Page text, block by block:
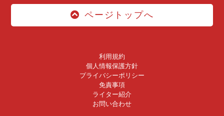
ページトップへ
利用規約
個人情報保護方針
プライバシーポリシー
免責事項
ライター紹介
お問い合わせ